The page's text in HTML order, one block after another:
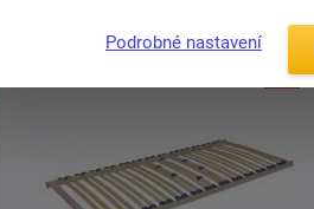
Podrobné nastavení